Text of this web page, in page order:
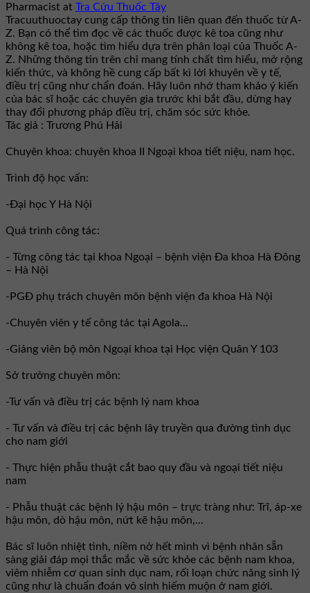
Pharmacist at Tra Cứu Thuốc Tây
Tracuuthuoctay cung cấp thông tin liên quan đến thuốc từ A-
Z. Bạn có thể tìm đọc về các thuốc được kê toa cũng như
không kê toa, hoặc tìm hiểu dựa trên phân loại của Thuốc A-
Z. Những thông tin trên chỉ mang tính chất tìm hiểu, mở rộng
kiến thức, và không hề cung cấp bất kì lời khuyên về y tế,
điều trị cũng như chẩn đoán. Hãy luôn nhớ tham khảo ý kiến
của bác sĩ hoặc các chuyên gia trước khi bắt đầu, dừng hay
thay đổi phương pháp điều trị, chăm sóc sức khỏe.
Tác giả : Trương Phú Hải
Chuyên khoa: chuyên khoa II Ngoại khoa tiết niệu, nam học.
Trình độ học vấn:
-Đại học Y Hà Nội
Quá trình công tác:
- Từng công tác tại khoa Ngoại – bệnh viện Đa khoa Hà Đông
– Hà Nội
-PGĐ phụ trách chuyên môn bệnh viện đa khoa Hà Nội
-Chuyên viên y tế công tác tại Agola...
-Giảng viên bộ môn Ngoại khoa tại Học viện Quân Y 103
Sở trưởng chuyên môn:
-Tư vấn và điều trị các bệnh lý nam khoa
- Tư vấn và điều trị các bệnh lây truyền qua đường tình dục
cho nam giới
- Thực hiện phẫu thuật cắt bao quy đầu và ngoại tiết niệu
nam
- Phẫu thuật các bệnh lý hậu môn – trực tràng như: Trĩ, áp-xe
hậu môn, dò hậu môn, nứt kẽ hậu môn,...
Bác sĩ luôn nhiệt tình, niềm nở hết mình vì bệnh nhân sẵn
sàng giải đáp mọi thắc mắc về sức khỏe các bệnh nam khoa,
viêm nhiễm cơ quan sinh dục nam, rối loạn chức năng sinh lý
cũng như là chuẩn đoán vô sinh hiếm muộn ở nam giới.